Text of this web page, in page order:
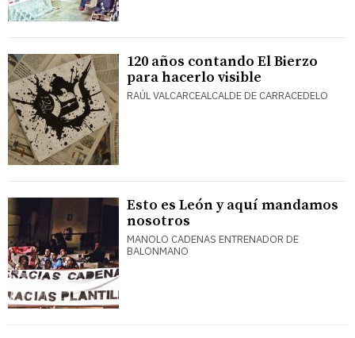
120 años contando El Bierzo
para hacerlo visible
RAÚL VALCARCEALCALDE DE CARRACEDELO
Esto es León y aquí mandamos
nosotros
MANOLO CADENAS ENTRENADOR DE
BALONMANO